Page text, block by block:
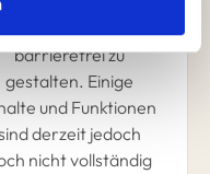
barrierefrei zu
gestalten. Einige
und Funktionen
derzeit jedoch
nicht vollständig